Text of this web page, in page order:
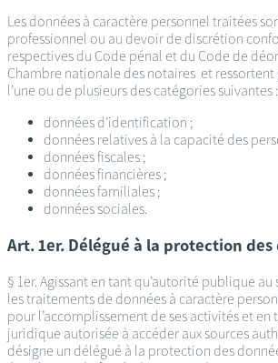
Les données à caractère personnel traitées
professionnel ou au devoir de discrétion
respectives du Code pénal et du Code de
Chambre nationale des notaires et
l’une ou de plusieurs des catégories suivantes :
données d’identification ;
données relatives à la capacité des
données fiscales ;
données financières ;
données familiales ;
données sociales.
Art. 1er. Délégué à la protection des
§ 1er. Agissant en tant qu’autorité publique au
les traitements de données à caractère
pour l’accomplissement de ses activités et en
juridique autorisée à accéder aux sources
désigne un délégué à la protection des